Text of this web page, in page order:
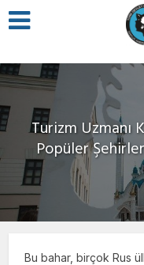
Turizm Uzmanı
Popüler
Bu bahar, birçok Rus